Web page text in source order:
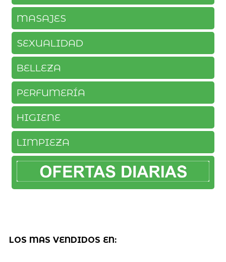
MASAJES
SEXUALIDAD
BELLEZA
PERFUMERÍA
HIGIENE
LIMPIEZA
LOS MAS VENDIDOS EN: